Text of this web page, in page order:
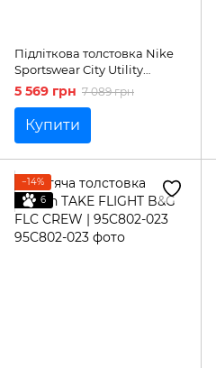
Підліткова толстовка Nike
Sportswear City Utility
EasyOn Therma-FIT
Winterized Jacket | HF4208-
053
5 569 грн 7 089 грн
Купити
−14%
6